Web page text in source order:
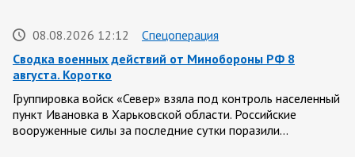
08.08.2026 12:12
Спецоперация
Сводка военных действий от Минобороны РФ 8
августа. Коротко
Группировка войск «Север» взяла под контроль населенный
пункт Ивановка в Харьковской области. Российские
вооруженные силы за последние сутки поразили…